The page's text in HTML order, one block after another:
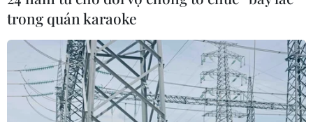
trong quán karaoke